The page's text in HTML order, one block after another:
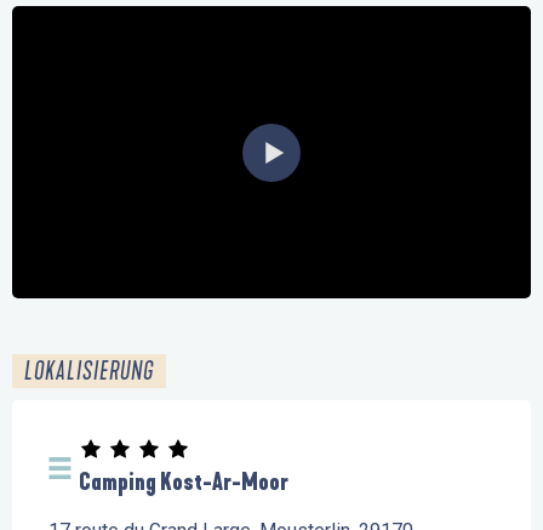
LOKALISIERUNG
Camping Kost-Ar-Moor